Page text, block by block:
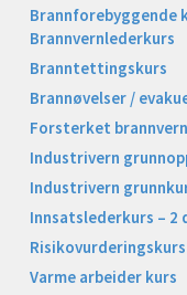
Brannforebyggende
Brannvernlederkurs
Branntettingskurs
Brannøvelser /
Forsterket
Industrivern
Industrivern
Innsatslederkurs – 2
Risikovurderingskurs
Varme arbeider kurs